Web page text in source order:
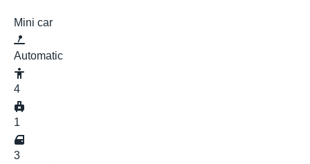
Mini car
Automatic
4
1
3